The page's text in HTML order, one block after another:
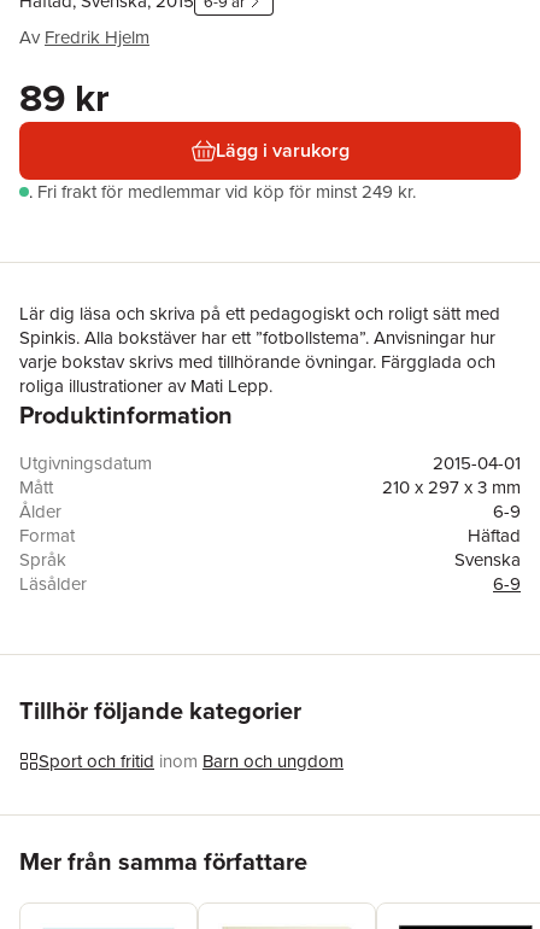
Av Fredrik Hjelm
89 kr
Lägg i varukorg
. Fri frakt för medlemmar vid köp för minst 249 kr.
Lär dig läsa och skriva på ett pedagogiskt och roligt sätt med
Spinkis. Alla bokstäver har ett ”fotbollstema”. Anvisningar hur
varje bokstav skrivs med tillhörande övningar. Färgglada och
roliga illustrationer av Mati Lepp.
Produktinformation
Utgivningsdatum
2015-04-01
Mått
210 x 297 x 3 mm
Ålder
6-9
Format
Häftad
Språk
Svenska
Läsålder
6-9
Illustratör
Mati Lepp
Tillhör följande kategorier
Sport och fritid inom Barn och ungdom
Mer från samma författare